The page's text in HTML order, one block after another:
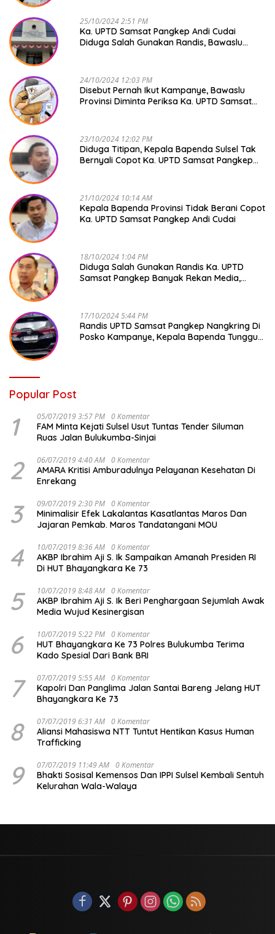
25/10/2024 2:51 PM
Ka. UPTD Samsat Pangkep Andi Cudai
Diduga Salah Gunakan Randis, Bawaslu
24/10/2024 12:03 PM
Disebut Pernah Ikut Kampanye, Bawaslu
Provinsi Diminta Periksa Ka. UPTD Samsat
23/10/2024 12:02 PM
Diduga Titipan, Kepala Bapenda Sulsel Tak
Bernyali Copot Ka. UPTD Samsat Pangkep
21/10/2024 10:14 AM
Kepala Bapenda Provinsi Tidak Berani Copot
Ka. UPTD Samsat Pangkep Andi Cudai
18/10/2024 1:04 PM
Diduga Salah Gunakan Randis Ka. UPTD
Samsat Pangkep Banyak Rekan Media,
17/10/2024 5:44 PM
Randis UPTD Samsat Pangkep Nangkring Di
Posko Kampanye, Kepala Bapenda Tunggu
Popular Post
1 05/07/2019 3:57 PM 0 Komentar
FAM Minta Kejati Sulsel Usut Tuntas Tender Siluman
Ruas Jalan Bulukumba-Sinjai
2 06/07/2019 4:40 AM 0 Komentar
AMARA Kritisi Amburadulnya Pelayanan Kesehatan Di
Enrekang
3 09/07/2019 2:30 PM 0 Komentar
Minimalisir Efek Lakalantas Kasatlantas Maros Dan
Jajaran Pemkab. Maros Tandatangani MOU
4 10/07/2019 8:36 AM 0 Komentar
AKBP Ibrahim Aji S. Ik Sampaikan Amanah Presiden RI
Di HUT Bhayangkara Ke 73
5 10/07/2019 8:48 AM 0 Komentar
AKBP Ibrahim Aji S. Ik Beri Penghargaan Sejumlah Awak
Media Wujud Kesinergisan
6 10/07/2019 5:22 PM 0 Komentar
HUT Bhayangkara Ke 73 Polres Bulukumba Terima
Kado Spesial Dari Bank BRI
7 07/07/2019 5:55 AM 0 Komentar
Kapolri Dan Panglima Jalan Santai Bareng Jelang HUT
Bhayangkara Ke 73
8 07/07/2019 6:31 AM 0 Komentar
Aliansi Mahasiswa NTT Tuntut Hentikan Kasus Human
Trafficking
9 07/07/2019 11:49 AM 0 Komentar
Bhakti Sosisal Kemensos Dan IPPI Sulsel Kembali Sentuh
Kelurahan Wala-Walaya